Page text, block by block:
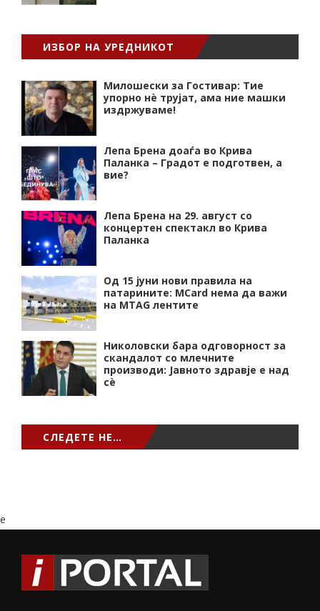
ИЗБОР НА УРЕДНИКОТ
Милошески за Гостивар: Тие
упорно нѐ трујат, ама ние машки
издржуваме!
Лепа Брена доаѓа во Крива
Паланка – Градот е подготвен, а
вие?
Лепа Брена на 29. август со
концертен спектакл во Крива
Паланка
Од 15 јуни нови правила на
патарините: MCard нема да важи
на MTAG лентите
Николовски бара одговорност за
скандалот со млечните
производи: Јавното здравје е над
сѐ
СЛЕДЕТЕ НЕ…
e